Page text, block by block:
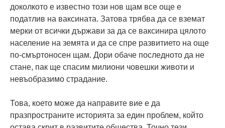
доколкото е известно този нов щам все още е
податлив на ваксината. Затова трябва да се вземат
мерки от всички държави за да се ваксинира цялото
население на земята и да се спре развитието на още
по-смъртоносен щам. Дори обаче последното да не
стане, пак ще спасим милиони човешки животи и
невъобразимо страдание.
Това, което може да направите вие е да
празпространите историята за един проблем, който